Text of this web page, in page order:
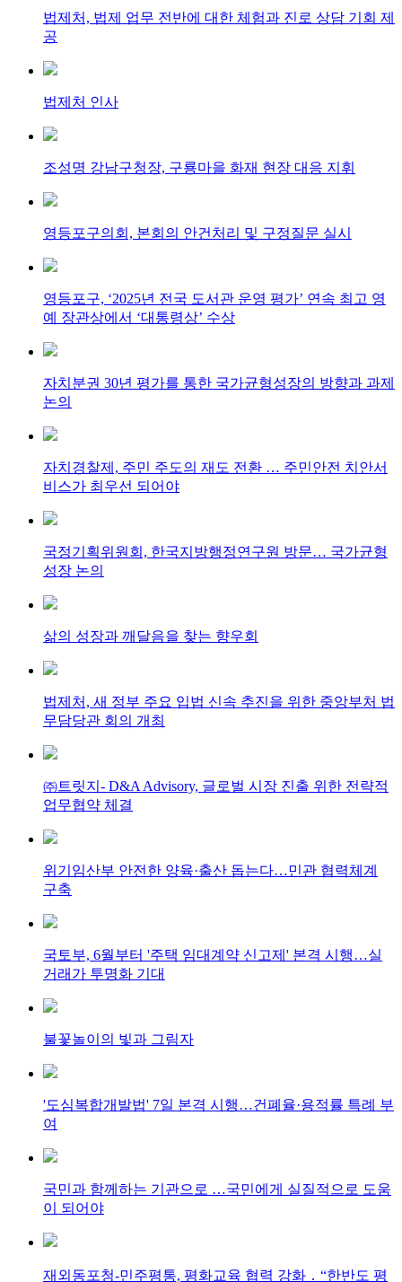
법제처, 법제 업무 전반에 대한 체험과 진로 상담 기회 제
공
법제처 인사
조성명 강남구청장, 구룡마을 화재 현장 대응 지휘
영등포구의회, 본회의 안건처리 및 구정질문 실시
영등포구, ‘2025년 전국 도서관 운영 평가’ 연속 최고 영
예 장관상에서 ‘대통령상’ 수상
자치분권 30년 평가를 통한 국가균형성장의 방향과 과제
논의
자치경찰제, 주민 주도의 재도 전환 … 주민안전 치안서
비스가 최우선 되어야
국정기획위원회, 한국지방행정연구원 방문… 국가균형
성장 논의
삶의 성장과 깨달음을 찾는 향우회
법제처, 새 정부 주요 입법 신속 추진을 위한 중앙부처 법
무담당관 회의 개최
㈜트릿지- D&A Advisory, 글로벌 시장 진출 위한 전략적
업무협약 체결
위기임산부 안전한 양육·출산 돕는다…민관 협력체계
구축
국토부, 6월부터 '주택 임대계약 신고제' 본격 시행…실
거래가 투명화 기대
불꽃놀이의 빛과 그림자
'도심복합개발법' 7일 본격 시행…건폐율·용적률 특례 부
여
국민과 함께하는 기관으로 …국민에게 실질적으로 도움
이 되어야
재외동포청-민주평통, 평화교육 협력 강화 ․ “한반도 평